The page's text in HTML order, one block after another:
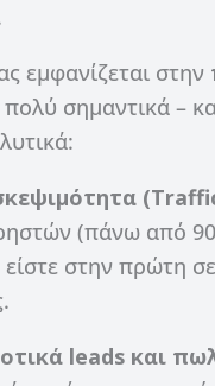
εμφανίζεται στην
πολύ σημαντικά –
(πάνω από
στην πρώτη
leads και